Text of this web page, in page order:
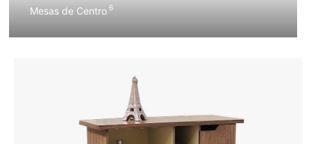
Mesas de Centro 6